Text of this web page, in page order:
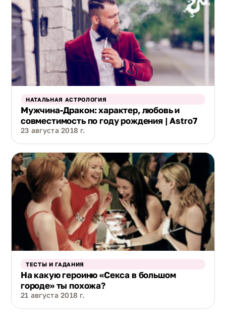
НАТАЛЬНАЯ АСТРОЛОГИЯ
Мужчина-Дракон: характер, любовь и
совместимость по году рождения | Astro7
23 августа 2018 г.
ТЕСТЫ И ГАДАНИЯ
На какую героиню «Секса в большом
городе» ты похожа?
21 августа 2018 г.